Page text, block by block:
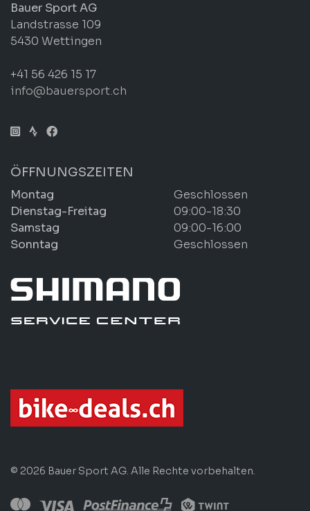
Bauer Sport AG
Landstrasse 109
5430 Wettingen
+41 56 426 15 17
info@bauersport.ch
ÖFFNUNGSZEITEN
Montag
Geschlossen
Dienstag-Freitag
09:00-18:30
Samstag
09:00-16:00
Sonntag
Geschlossen
© 2026 Bauer Sport AG. Alle Rechte vorbehalten.